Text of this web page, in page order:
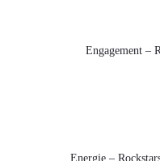
Engagement –
Energie –